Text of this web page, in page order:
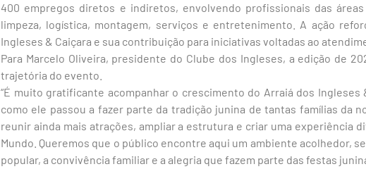
400 empregos diretos e indiretos, envolvendo profissionais das
limpeza, logística, montagem, serviços e entretenimento. A ação
Ingleses & Caiçara e sua contribuição para iniciativas voltadas ao
Para Marcelo Oliveira, presidente do Clube dos Ingleses, a edição de
trajetória do evento.
“É muito gratificante acompanhar o crescimento do Arraiá dos
como ele passou a fazer parte da tradição junina de tantas famílias da
reunir ainda mais atrações, ampliar a estrutura e criar uma experiência
Mundo. Queremos que o público encontre aqui um ambiente acolhedor,
popular, a convivência familiar e a alegria que fazem parte das festas